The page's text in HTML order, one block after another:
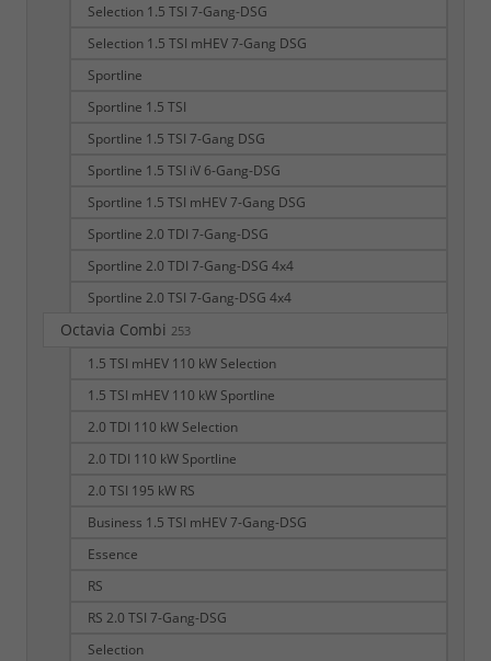
Selection 1.5 TSI 7-Gang-DSG
Selection 1.5 TSI mHEV 7-Gang DSG
Sportline
Sportline 1.5 TSI
Sportline 1.5 TSI 7-Gang DSG
Sportline 1.5 TSI iV 6-Gang-DSG
Sportline 1.5 TSI mHEV 7-Gang DSG
Sportline 2.0 TDI 7-Gang-DSG
Sportline 2.0 TDI 7-Gang-DSG 4x4
Sportline 2.0 TSI 7-Gang-DSG 4x4
Octavia Combi 253
1.5 TSI mHEV 110 kW Selection
1.5 TSI mHEV 110 kW Sportline
2.0 TDI 110 kW Selection
2.0 TDI 110 kW Sportline
2.0 TSI 195 kW RS
Business 1.5 TSI mHEV 7-Gang-DSG
Essence
RS
RS 2.0 TSI 7-Gang-DSG
Selection